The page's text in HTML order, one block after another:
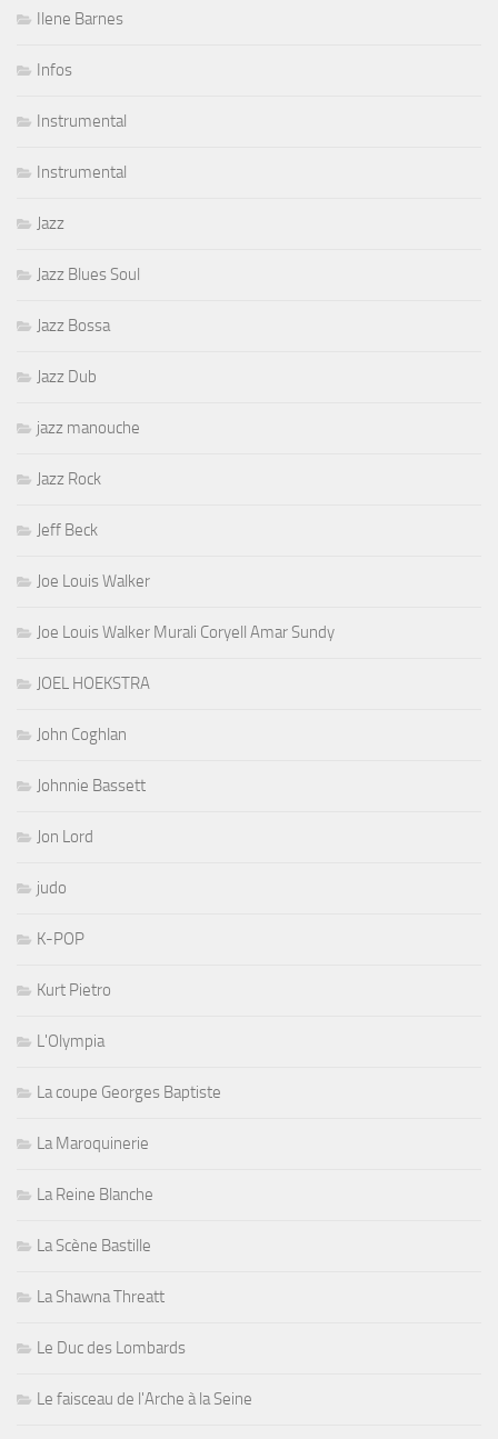
Ilene Barnes
Infos
Instrumental
Instrumental
Jazz
Jazz Blues Soul
Jazz Bossa
Jazz Dub
jazz manouche
Jazz Rock
Jeff Beck
Joe Louis Walker
Joe Louis Walker Murali Coryell Amar Sundy
JOEL HOEKSTRA
John Coghlan
Johnnie Bassett
Jon Lord
judo
K-POP
Kurt Pietro
L'Olympia
La coupe Georges Baptiste
La Maroquinerie
La Reine Blanche
La Scène Bastille
La Shawna Threatt
Le Duc des Lombards
Le faisceau de l'Arche à la Seine